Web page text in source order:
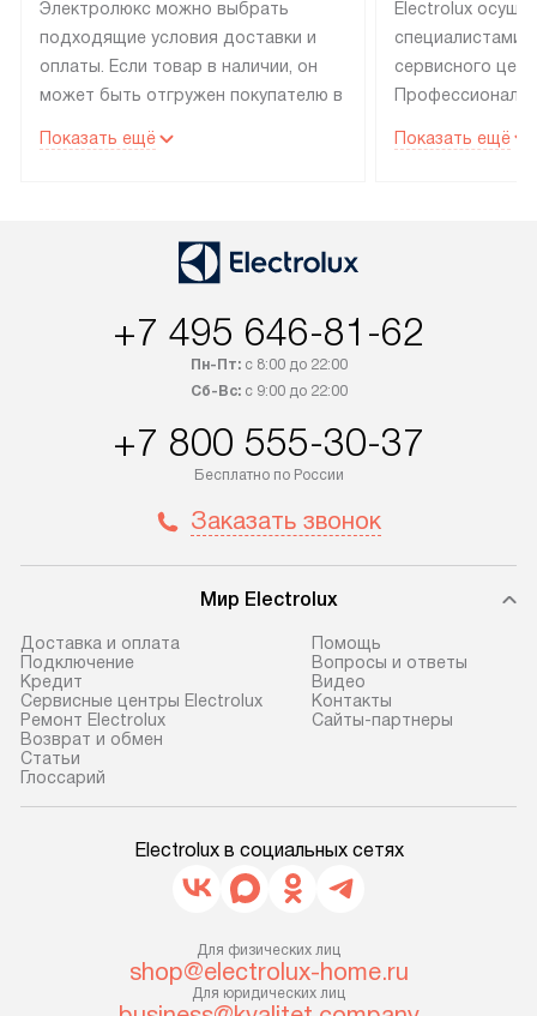
Электролюкс можно выбрать
подходящие условия доставки и
оплаты. Если товар в наличии, он
может быть отгружен покупателю в
специальным лейблом
оплачивается дополнительно.
Возможна доставка товаров по
Показать ещё
Electrolux
специалистами
сервисного
эксплуатации
Показать ещё
+7 495 646-81-62
Пн-Пт:с 8:00 до 22:00
Сб-Вс:с 9:00 до 22:00
+7 800 555-30-37
Бесплатно по России
Заказать звонок
Мир Electrolux
Доставка и оплата
Подключение
Кредит
Сервисные центры Electrolux
Ремонт Electrolux
Возврат и обмен
Cтатьи
Глоссарий
Помощь
Вопросы и ответы
Видео
Контакты
Сайты-партнеры
Electrolux в социальных сетях
Для физических лиц
shop@electrolux-home.ru
Для юридических лиц